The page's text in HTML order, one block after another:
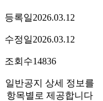
등록일2026.03.12
수정일2026.03.12
조회수14836
일반공지 상세 정보를
항목별로 제공합니다